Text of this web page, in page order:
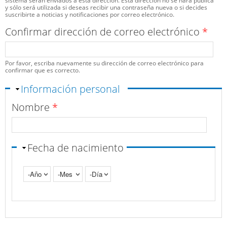
y sólo será utilizada si deseas recibir una contraseña nueva o si decides
suscribirte a noticias y notificaciones por correo electrónico.
Confirmar dirección de correo electrónico *
Por favor, escriba nuevamente su dirección de correo electrónico para
confirmar que es correcto.
Ocultar
Información personal
Nombre *
Fecha de nacimiento
Año
Mes Día